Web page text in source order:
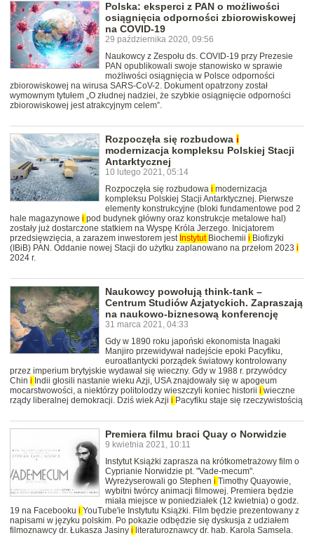
Polska: eksperci z PAN o możliwości
osiągnięcia odporności zbiorowiskowej
na COVID-19
29 października 2020, 09:56
Naukowcy z Zespołu ds. COVID-19 przy Prezesie
PAN opublikowali swoje stanowisko w sprawie
możliwości osiągnięcia w Polsce odporności
zbiorowiskowej na wirusa SARS-CoV-2. Dokument opatrzony został
wymownym tytułem „O złudnej nadziei, że szybkie osiągnięcie odporności
zbiorowiskowej jest atrakcyjnym celem”.
Rozpoczęła się rozbudowa i
modernizacja kompleksu Polskiej Stacji
Antarktycznej
10 lutego 2021, 05:14
Rozpoczęła się rozbudowa i modernizacja
kompleksu Polskiej Stacji Antarktycznej. Pierwsze
elementy konstrukcyjne (bloki fundamentowe pod 2
hale magazynowe i pod budynek główny oraz konstrukcje metalowe hal)
zostały już dostarczone statkiem na Wyspę Króla Jerzego. Inicjatorem
przedsięwzięcia, a zarazem inwestorem jest Instytut Biochemii i Biofizyki
(IBiB) PAN. Oddanie nowej Stacji do użytku zaplanowano na przełom 2023 i
2024 r.
Naukowcy powołują think-tank –
Centrum Studiów Azjatyckich. Zapraszają
na naukowo-biznesową konferencję
31 marca 2021, 04:33
Gdy w 1890 roku japoński ekonomista Inagaki
Manjiro przewidywał nadejście epoki Pacyfiku,
euroatlantycki porządek światowy kontrolowany
przez imperium brytyjskie wydawał się wieczny. Gdy w 1988 r. przywódcy
Chin i Indii głosili nastanie wieku Azji, USA znajdowały się w apogeum
mocarstwowości, a niektórzy politolodzy wieszczyli koniec historii i wieczne
rządy liberalnej demokracji. Dziś wiek Azji i Pacyfiku staje się rzeczywistością
Premiera filmu braci Quay o Norwidzie
9 kwietnia 2021, 10:11
Instytut Książki zaprasza na krótkometrażowy film o
Cyprianie Norwidzie pt. "Vade-mecum".
Wyreżyserowali go Stephen i Timothy Quayowie,
wybitni twórcy animacji filmowej. Premiera będzie
miała miejsce w poniedziałek (12 kwietnia) o godz.
19 na Facebooku i YouTube'ie Instytutu Książki. Film będzie prezentowany z
napisami w języku polskim. Po pokazie odbędzie się dyskusja z udziałem
filmoznawcy dr. Łukasza Jasiny i literaturoznawcy dr. hab. Karola Samsela.